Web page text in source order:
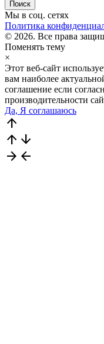
Мы в соц. сетях
Политика
© 2026. Все права
Поменять тему
×
Этот веб-сайт
вам наиболее
соглашение если
производительности
Да, Я соглашаюсь
arrow_upward
arrow_upward arrow_downward
arrow_forward arrow_back